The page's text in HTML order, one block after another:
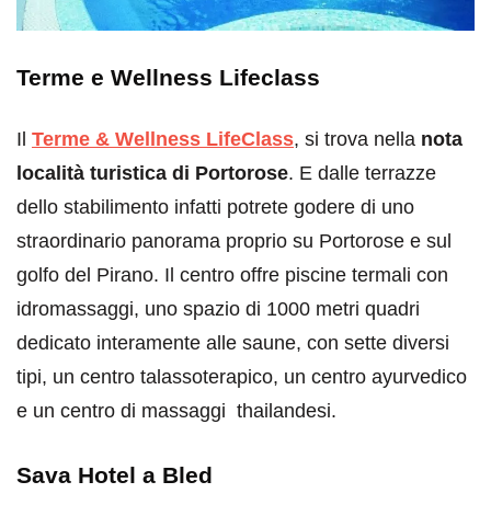
Terme e Wellness Lifeclass
Il Terme & Wellness LifeClass, si trova nella nota
località turistica di Portorose. E dalle terrazze
dello stabilimento infatti potrete godere di uno
straordinario panorama proprio su Portorose e sul
golfo del Pirano. Il centro offre piscine termali con
idromassaggi, uno spazio di 1000 metri quadri
dedicato interamente alle saune, con sette diversi
tipi, un centro talassoterapico, un centro ayurvedico
e un centro di massaggi thailandesi.
Sava Hotel a Bled